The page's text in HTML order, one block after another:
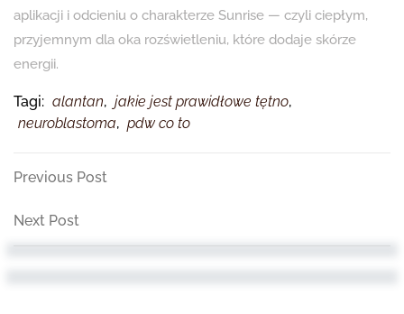
aplikacji i odcieniu o charakterze Sunrise — czyli ciepłym,
przyjemnym dla oka rozświetleniu, które dodaje skórze
energii.
Tagi: alantan, jakie jest prawidłowe tętno,
neuroblastoma, pdw co to
Nawigacja
wpisu
Previous
Previous Post
Next
Post
Next Post